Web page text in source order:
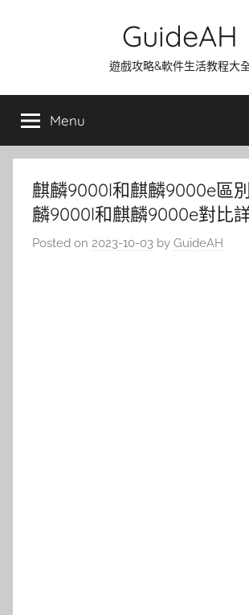
GuideAH
遊戲攻略&軟件生活教程大
Menu
麒麟9000l和麒麟9000e區
麟9000l和麒麟9000e對比
Posted on 2023-10-03 by GuideAH